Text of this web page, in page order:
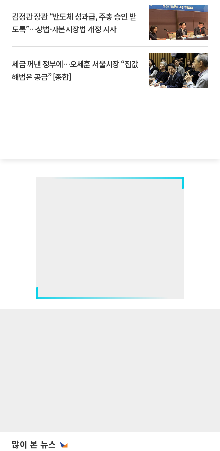
김정관 장관 “반도체 성과급, 주총 승인 받
도록”…상법·자본시장법 개정 시사
세금 꺼낸 정부에…오세훈 서울시장 “집값
해법은 공급” [종합]
많이 본 뉴스